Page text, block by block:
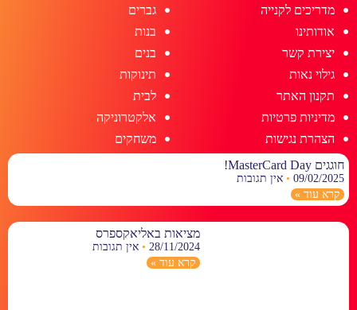
מדריכים לקנייה
אודותינו
יצירת קשר
גילוי נאות
תקנון האתר
מדיניות פרטיות
הצהרת נגישות
גברים
בנות
בנים
תינוקות
לבית
אלקטרוניקה
משחקים
חוגגים MasterCard Day!
09/02/2025
אין תגובות
קרא עוד »
מציאות באליאקספרס
28/11/2024 אין תגובות
קרא עוד »